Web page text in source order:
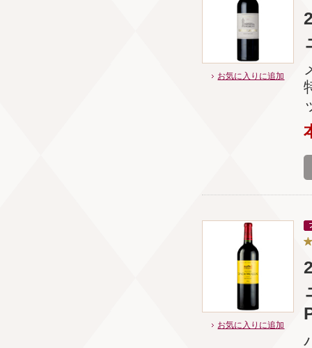
お気に入りに追加
お気に入りに追加